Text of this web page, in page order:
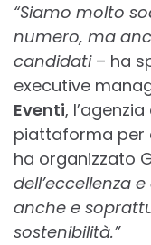
“Siamo molto
numero, ma
candidati– ha
executive
Eventi,
piattaforma per
ha organizzato
dell’eccellenza
anche e
sostenibilità.”